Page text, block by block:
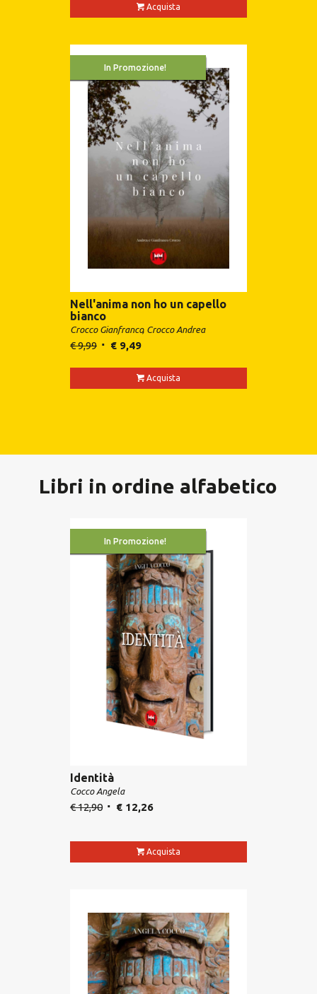
Acquista
In Promozione!
Nell'anima non ho un capello
bianco
Crocco Gianfranco Crocco Andrea
€9,99 €9,49
Acquista
Libri in ordine alfabetico
In Promozione!
Identità
Cocco Angela
€12,90 €12,26
Acquista